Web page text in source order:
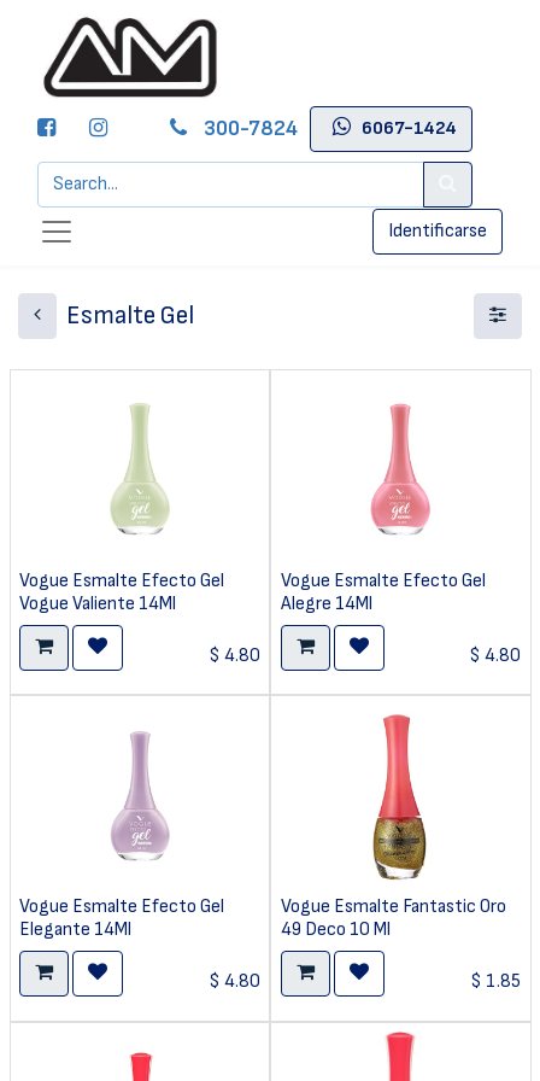
300-7824 6067-1424
Identificarse
Esmalte Gel
Vogue Esmalte Efecto Gel
Vogue Valiente 14Ml
$ 4.80
Vogue Esmalte Efecto Gel
Alegre 14Ml
$ 4.80
Vogue Esmalte Efecto Gel
Elegante 14Ml
$ 4.80
Vogue Esmalte Fantastic Oro
49 Deco 10 Ml
$ 1.85